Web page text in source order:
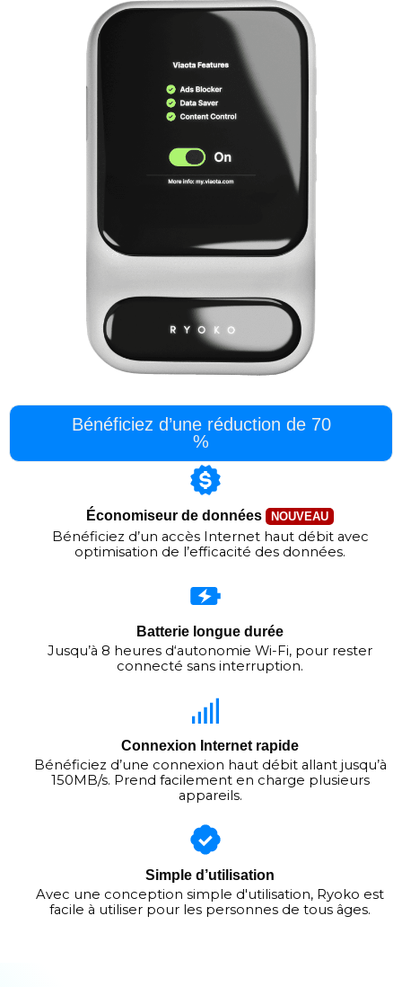
Bénéficiez d’une réduction de 70
%
Économiseur de données NOUVEAU
Bénéficiez d’un accès Internet haut débit avec
optimisation de l’efficacité des données.
Batterie longue durée
Jusqu’à 8 heures d‘autonomie Wi-Fi, pour rester
connecté sans interruption.
Connexion Internet rapide
Bénéficiez d’une connexion haut débit allant jusqu’à
150MB/s. Prend facilement en charge plusieurs
appareils.
Simple d’utilisation
Avec une conception simple d'utilisation, Ryoko est
facile à utiliser pour les personnes de tous âges.